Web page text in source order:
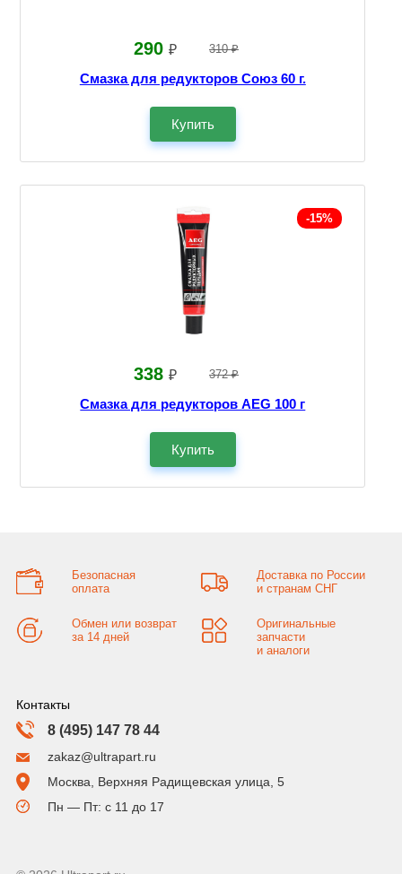
290 ₽ 310 ₽
Смазка для редукторов Союз 60 г.
Купить
-15%
338 ₽ 372 ₽
Смазка для редукторов AEG 100 г
Купить
Безопасная
оплата
Доставка по России
и странам СНГ
Обмен или возврат
за 14 дней
Оригинальные
запчасти
и аналоги
Контакты
8 (495) 147 78 44
zakaz@ultrapart.ru
Москва, Верхняя Радищевская улица, 5
Пн — Пт: с 11 до 17